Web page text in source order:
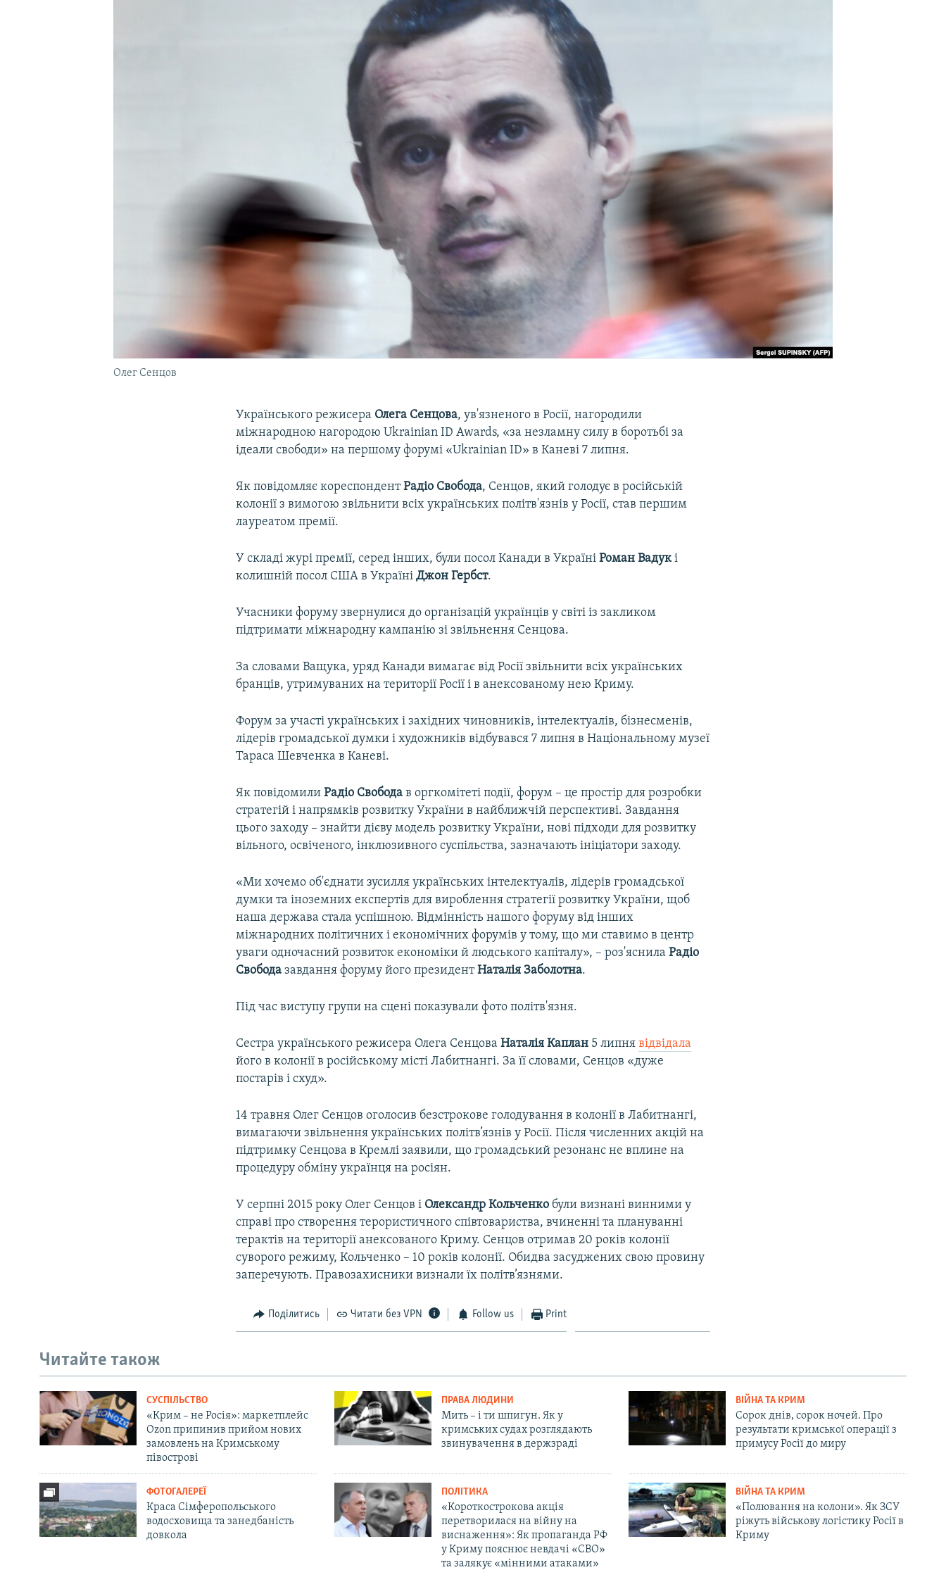
Олег Сенцов
Українського режисера Олега Сенцова, ув'язненого в Росії, нагородили
міжнародною нагородою Ukrainian ID Awards, «за незламну силу в боротьбі за
ідеали свободи» на першому форумі «Ukrainian ID» в Каневі 7 липня.
Як повідомляє кореспондентРадіо Свобода, Сенцов, який голодує в російській
колонії з вимогою звільнити всіх українських політв'язнів у Росії, став першим
лауреатом премії.
У складі журі премії, серед інших, були посол Канади в УкраїніРоман Вадукі
колишній посол США в УкраїніДжон Гербст.
Учасники форуму звернулися до організацій українців у світі із закликом
підтримати міжнародну кампанію зі звільнення Сенцова.
За словами Ващука, уряд Канади вимагає від Росії звільнити всіх українських
бранців, утримуваних на території Росії і в анексованому нею Криму.
Форум за участі українських і західних чиновників, інтелектуалів, бізнесменів,
лідерів громадської думки і художників відбувався 7 липня в Національному музеї
Тараса Шевченка в Каневі.
Як повідомилиРадіо Свобода в оргкомітеті події, форум – це простір для розробки
стратегій і напрямків розвитку України в найближчій перспективі. Завдання
цього заходу – знайти дієву модель розвитку України, нові підходи для розвитку
вільного, освіченого, інклюзивного суспільства, зазначають ініціатори заходу.
«Ми хочемо об'єднати зусилля українських інтелектуалів, лідерів громадської
думки та іноземних експертів для вироблення стратегії розвитку України, щоб
наша держава стала успішною. Відмінність нашого форуму від інших
міжнародних політичних і економічних форумів у тому, що ми ставимо в центр
уваги одночасний розвиток економіки й людського капіталу», – роз'яснилаРадіо
Свобода завдання форуму його президентНаталія Заболотна.
Під час виступу групи на сцені показували фото політв'язня.
Сестра українського режисера Олега СенцоваНаталія Каплан 5 липнявідвідала
його в колонії в російському місті Лабитнангі. За її словами, Сенцов «дуже
постарів і схуд».
14 травня Олег Сенцов оголосив безстрокове голодування в колонії в Лабитнангі,
вимагаючи звільнення українських політв’язнів у Росії. Після численних акцій на
підтримку Сенцова в Кремлі заявили, що громадський резонанс не вплине на
процедуру обміну українця на росіян.
У серпні 2015 року Олег Сенцов і Олександр Кольченко були визнані винними у
справі про створення терористичного співтовариства, вчиненні та плануванні
терактів на території анексованого Криму. Сенцов отримав 20 років колонії
суворого режиму, Кольченко – 10 років колонії. Обидва засуджених свою провину
заперечують. Правозахисники визнали їх політв’язнями.
Поділитись Читати без VPN Follow us Print
Читайте також
СУСПІЛЬСТВО
«Крим – не Росія»: маркетплейс
Ozon припинив прийом нових
замовлень на Кримському
півострові
ПРАВА ЛЮДИНИ
Мить – і ти шпигун. Як у
кримських судах розглядають
звинувачення в держзраді
ВІЙНА ТА КРИМ
Сорок днів, сорок ночей. Про
результати кримської операції з
примусу Росії до миру
ФОТОГАЛЕРЕЇ
Краса Сімферопольського
водосховища та занедбаність
довкола
ПОЛІТИКА
«Короткострокова акція
перетворилася на війну на
виснаження»: Як пропаганда РФ
у Криму пояснює невдачі «СВО»
та залякує «мінними атаками»
ВІЙНА ТА КРИМ
«Полювання на колони». Як ЗСУ
ріжуть військову логістику Росії в
Криму